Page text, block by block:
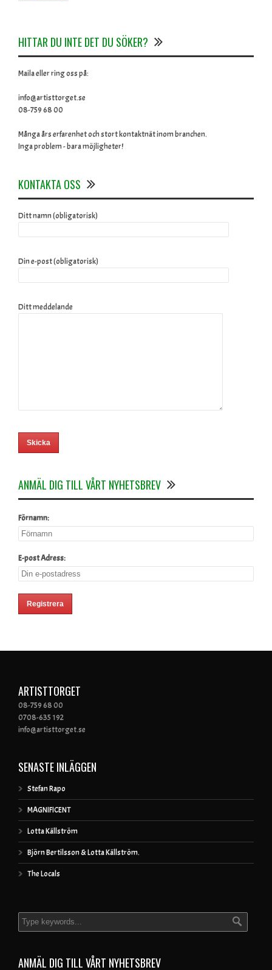
HITTAR DU INTE DET DU SÖKER?
Maila eller ring oss på:
info@artisttorget.se
08-759 68 00
Många års erfarenhet och stort kontaktnät inom branchen.
Inga problem - bara möjligheter!
KONTAKTA OSS
Ditt namn (obligatorisk)
Din e-post (obligatorisk)
Ditt meddelande
ANMÄL DIG TILL VÅRT NYHETSBREV
Förnamn:
E-post Adress:
ARTISTTORGET
08-759 68 00
0708-635 192
info@artisttorget.se
SENASTE INLÄGGEN
Stefan Rapo
MAGNIFICENT
Lotta Källström
Björn Bertilsson & Lotta Källström.
The Locals
ANMÄL DIG TILL VÅRT NYHETSBREV